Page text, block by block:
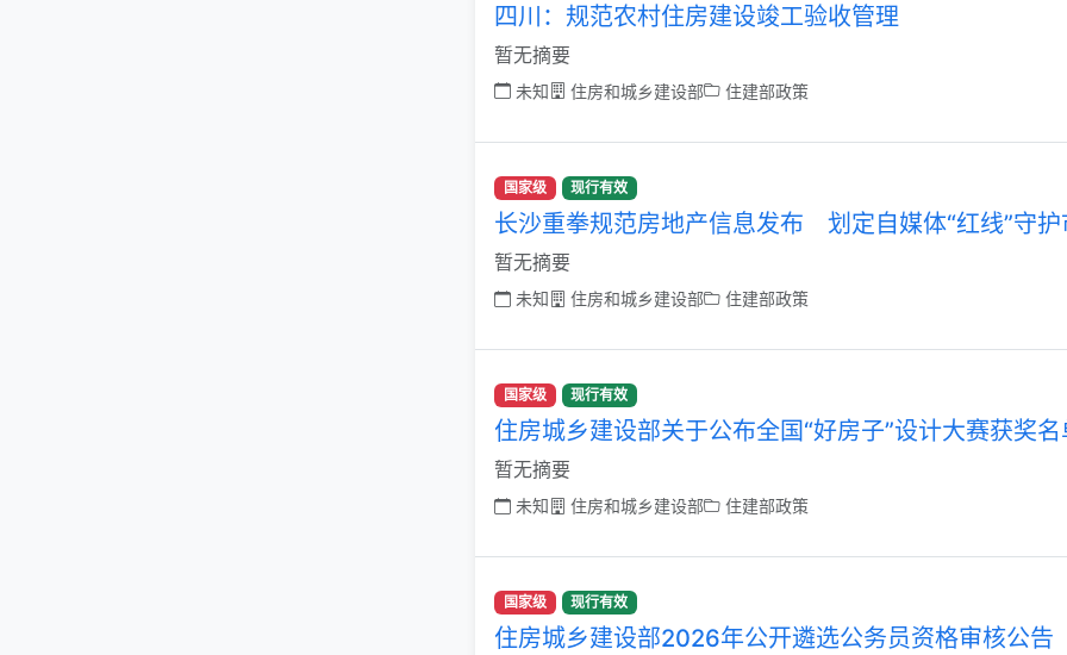
四川：规范农村住房建设竣工验收管理
暂无摘要
未知 住房和城乡建设部 住建部政策
国家级 现行有效
长沙重拳规范房地产信息发布 划定自媒体“红线”守护
暂无摘要
未知 住房和城乡建设部 住建部政策
国家级 现行有效
住房城乡建设部关于公布全国“好房子”设计大赛获奖
暂无摘要
未知 住房和城乡建设部 住建部政策
国家级 现行有效
住房城乡建设部2026年公开遴选公务员资格审核公告